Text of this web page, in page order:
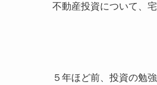
不動産投資について、
５年ほど前、投資の勉